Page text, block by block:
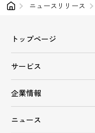
ニュースリリース
トップページ
サービス
企業情報
ニュース